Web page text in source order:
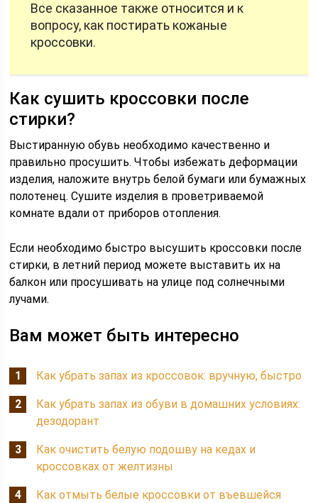
Все сказанное также относится и к
вопросу, как постирать кожаные
кроссовки.
Как сушить кроссовки после
стирки?
Выстиранную обувь необходимо качественно и
правильно просушить. Чтобы избежать деформации
изделия, наложите внутрь белой бумаги или бумажных
полотенец. Сушите изделия в проветриваемой
комнате вдали от приборов отопления.
Если необходимо быстро высушить кроссовки после
стирки, в летний период можете выставить их на
балкон или просушивать на улице под солнечными
лучами.
Вам может быть интересно
Как убрать запах из кроссовок: вручную, быстро
Как убрать запах из обуви в домашних условиях:
дезодорант
Как очистить белую подошву на кедах и
кроссовках от желтизны
Как отмыть белые кроссовки от въевшейся